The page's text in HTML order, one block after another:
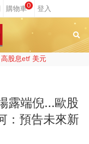
0
高股息etf 美元
露端倪...歐股
：預告未來新